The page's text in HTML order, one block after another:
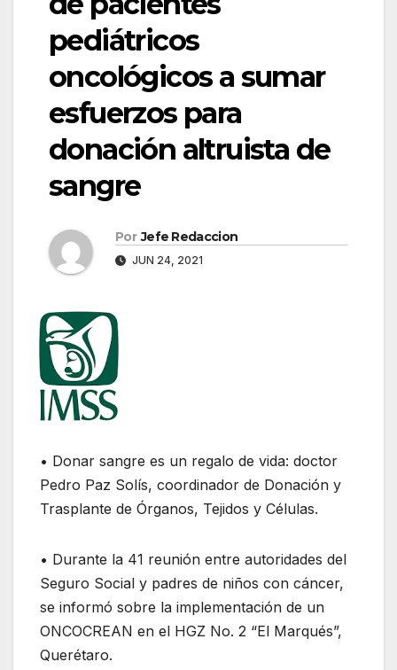
pediátricos
oncológicos a sumar
esfuerzos para
donación altruista de
sangre
Por Jefe Redaccion
JUN 24, 2021
• Donar sangre es un regalo de vida: doctor
Pedro Paz Solís, coordinador de Donación y
Trasplante de Órganos, Tejidos y Células.
• Durante la 41 reunión entre autoridades del
Seguro Social y padres de niños con cáncer,
se informó sobre la implementación de un
ONCOCREAN en el HGZ No. 2 “El Marqués”,
Querétaro.